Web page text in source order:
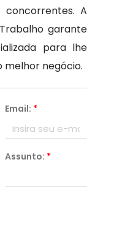
A
garante
para lhe
negócio.
Email: *
Assunto: *